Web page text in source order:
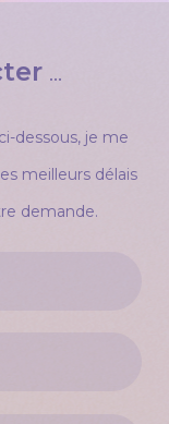
...
dessous, je me
meilleurs délais
demande.